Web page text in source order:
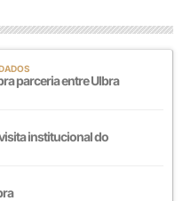
parceria entre Ulbra
institucional do